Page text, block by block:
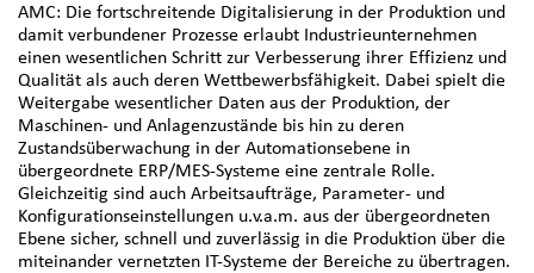
AMC: Die fortschreitende Digitalisierung in der Produktion und
damit verbundener Prozesse erlaubt Industrieunternehmen
einen wesentlichen Schritt zur Verbesserung ihrer Effizienz und
Qualität als auch deren Wettbewerbsfähigkeit. Dabei spielt die
Weitergabe wesentlicher Daten aus der Produktion, der
Maschinen- und Anlagenzustände bis hin zu deren
Zustandsüberwachung in der Automationsebene in
übergeordnete ERP/MES-Systeme eine zentrale Rolle.
Gleichzeitig sind auch Arbeitsaufträge, Parameter- und
Konfigurationseinstellungen u.v.a.m. aus der übergeordneten
Ebene sicher, schnell und zuverlässig in die Produktion über die
miteinander vernetzten IT-Systeme der Bereiche zu übertragen.